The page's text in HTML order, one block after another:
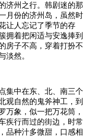
济州之行。韩剧迷的那
月份的济州岛，虽然时
让人忘记了季节的存
拥着把闲适与安逸捧到
房子不高，穿着打扮不
淡然。
集中在东、北、南三个
观自然的鬼斧神工，到
万象，似一把万花筒，
疾行而过的街边，时常
品种汁多微甜，口感相